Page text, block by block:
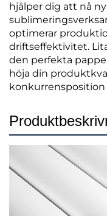
hjälper dig att nå
optimerar
driftseffektivitet.
den perfekta
höja din